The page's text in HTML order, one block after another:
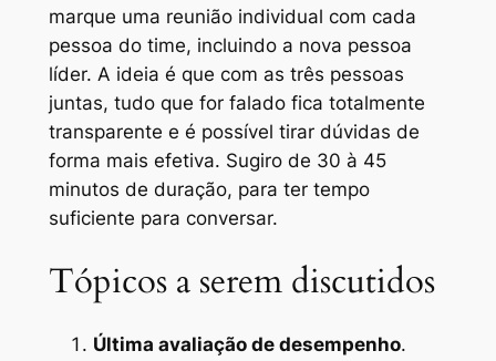
marque uma reunião individual com cada
pessoa do time, incluindo a nova pessoa
líder. A ideia é que com as três pessoas
juntas, tudo que for falado fica totalmente
transparente e é possível tirar dúvidas de
forma mais efetiva. Sugiro de 30 à 45
minutos de duração, para ter tempo
suficiente para conversar.
Tópicos a serem discutidos
Última avaliação de desempenho.